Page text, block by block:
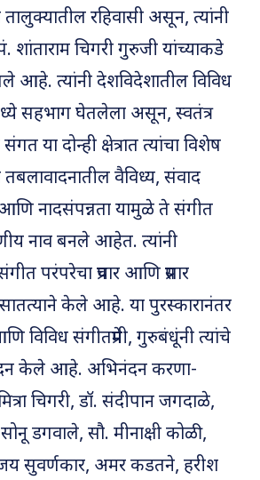
रहिवासी असून, त्यांनी
शांताराम चिगरी गुरुजी यांच्याकडे
आहे. त्यांनी देशविदेशातील विविध
सहभाग घेतलेला असून, स्वतंत्र
या दोन्ही क्षेत्रात त्यांचा विशेष
वैविध्य, संवाद
नादसंपन्नता यामुळे ते संगीत
नाव बनले आहेत. त्यांनी
परंपरेचा प्रचार आणि प्रसार
केले आहे. या पुरस्कारानंतर
विविध संगीतप्रेमी, गुरुबंधूंनी त्यांचे
केले आहे. अभिनंदन करणा-
चिगरी, डॉ. संदीपान जगदाळे,
डगवाले, सौ. मीनाक्षी कोळी,
सुवर्णकार, अमर कडतने, हरीश